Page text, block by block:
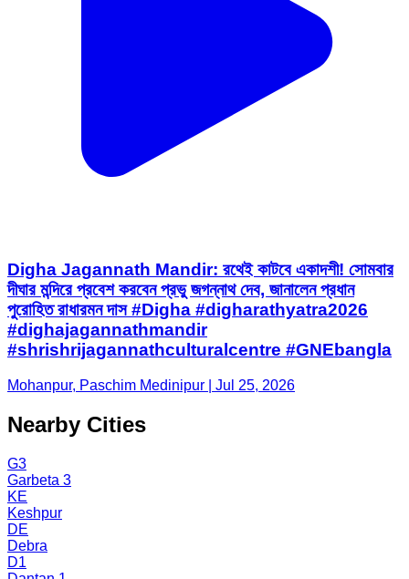
Digha Jagannath Mandir: রথেই কাটবে একাদশী! সোমবার
দীঘার মন্দিরে প্রবেশ করবেন প্রভু জগন্নাথ দেব, জানালেন প্রধান
পুরোহিত রাধারমন দাস #Digha #digharathyatra2026
#dighajagannathmandir
#shrishrijagannathculturalcentre #GNEbangla
Mohanpur, Paschim Medinipur | Jul 25, 2026
Nearby Cities
G3
Garbeta 3
KE
Keshpur
DE
Debra
D1